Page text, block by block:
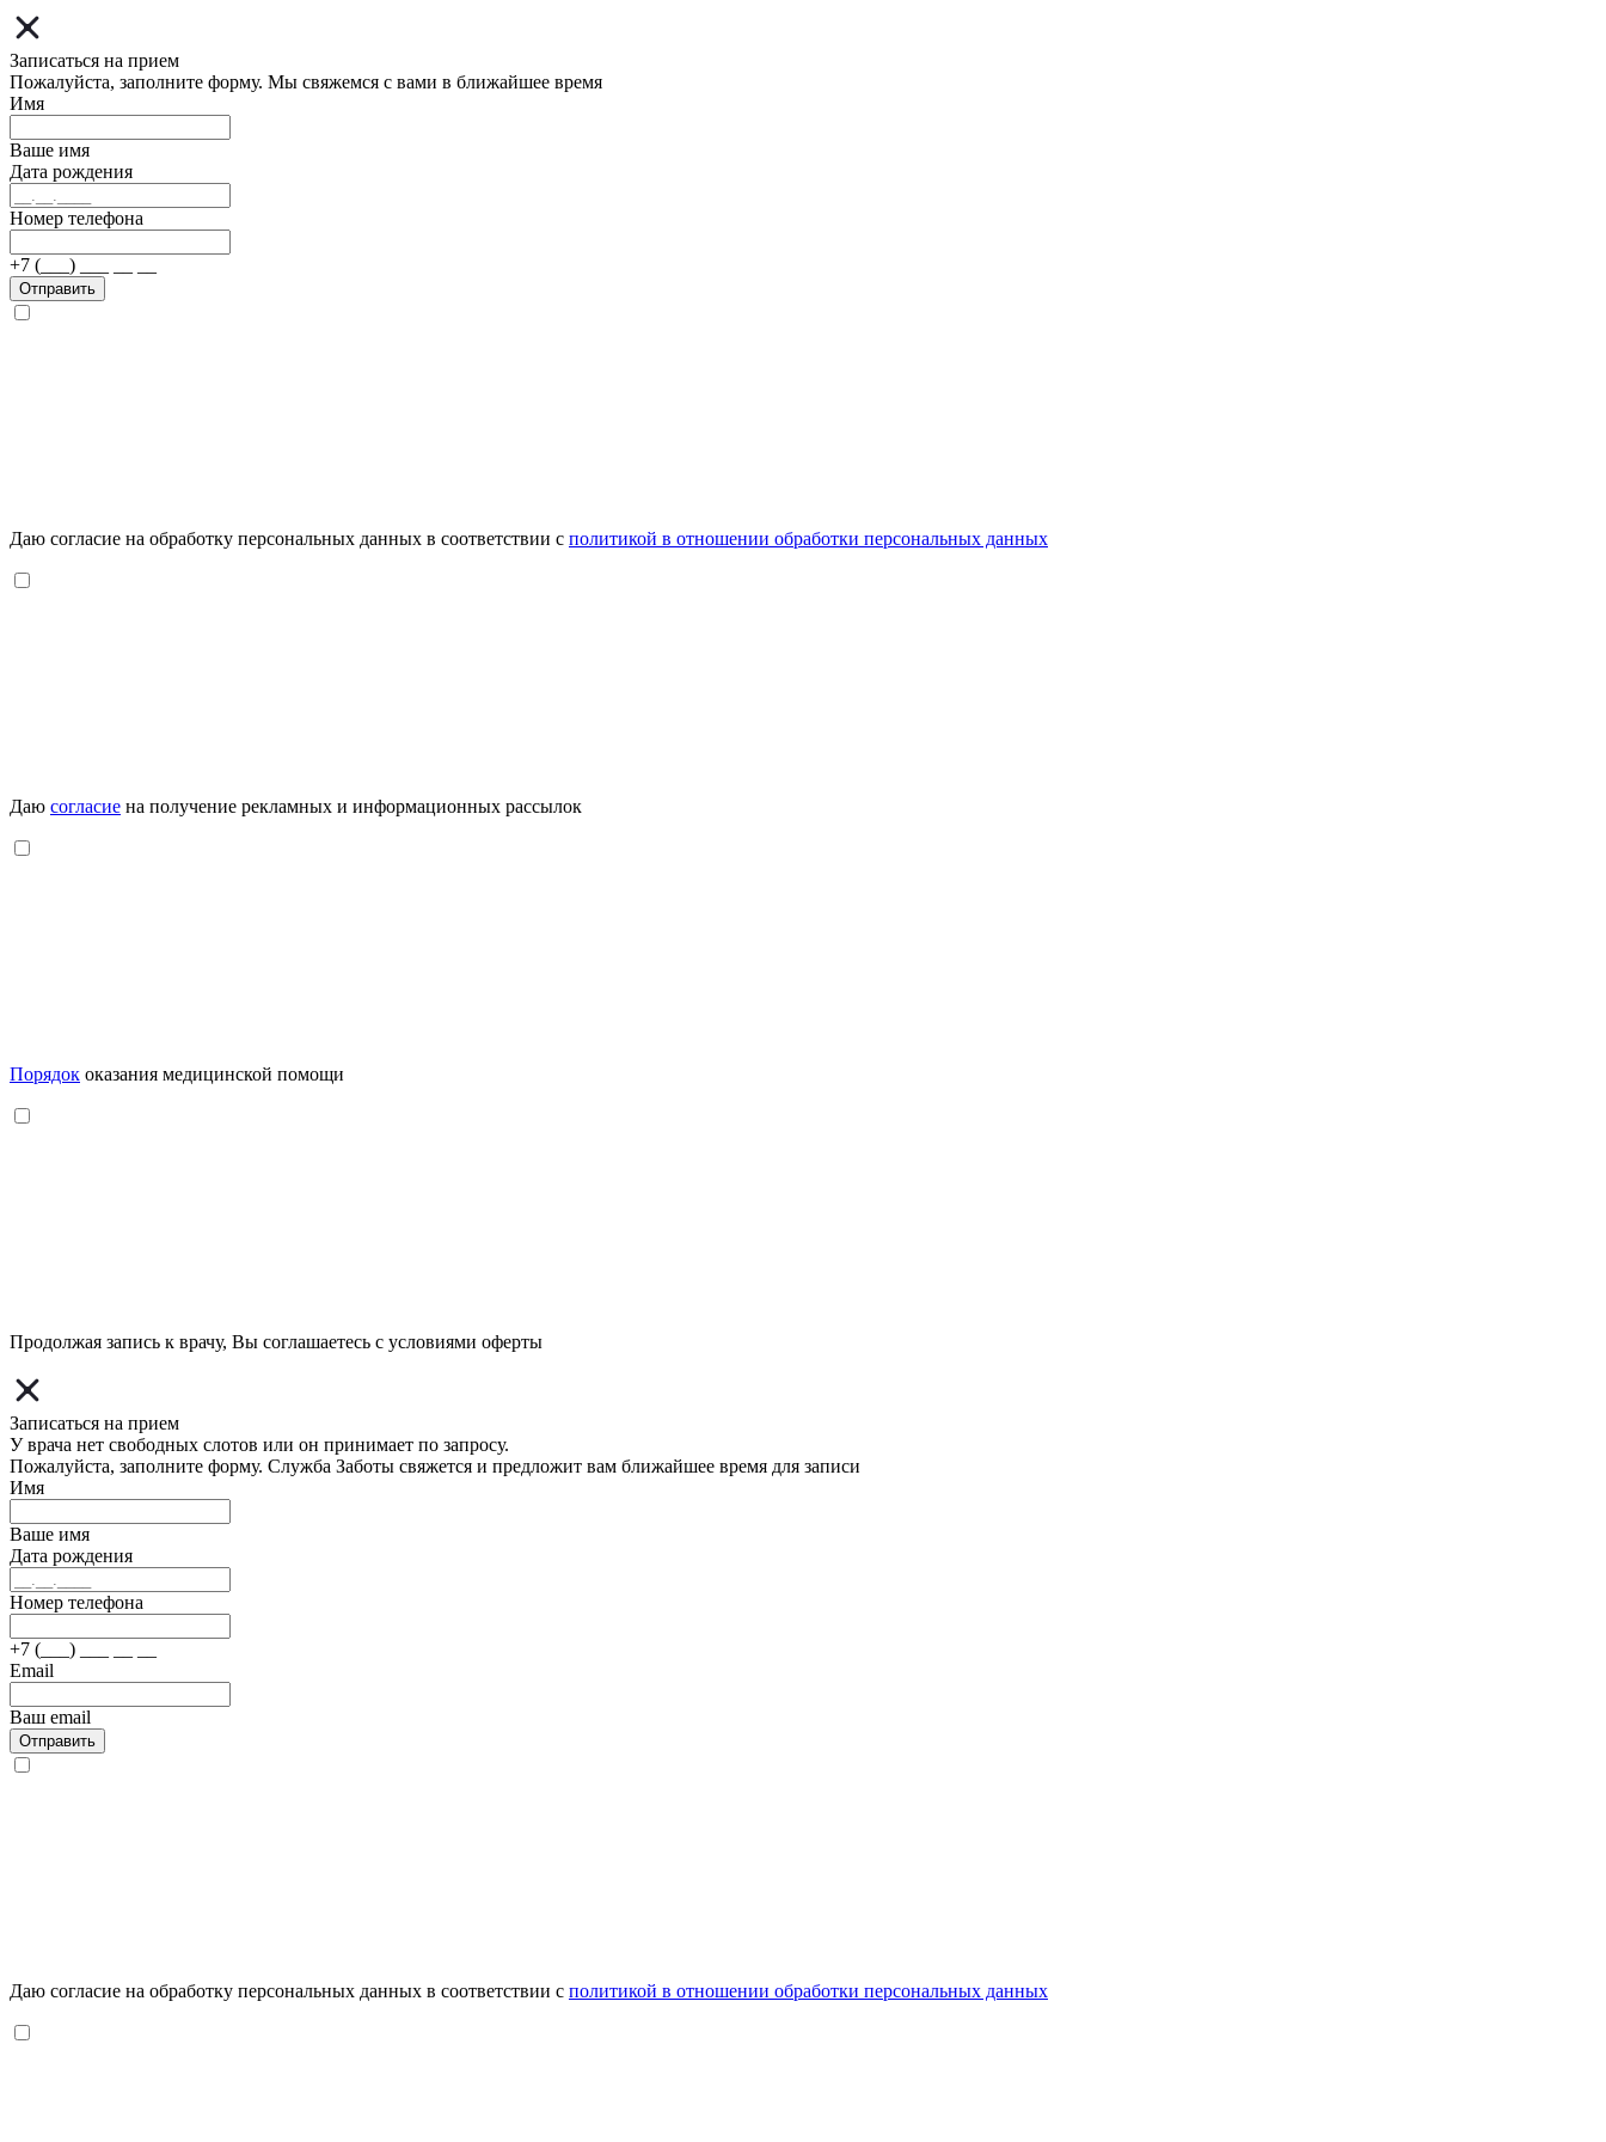
Записаться на прием
Пожалуйста, заполните форму. Мы свяжемся с вами в ближайшее время
Имя
Ваше имя
Дата рождения
Номер телефона
+7 (___) ___ __ __
Отправить
Даю согласие на обработку персональных данных в соответствии с политикой в отношении обработки персональных данных
Даю согласие на получение рекламных и информационных рассылок
Порядок оказания медицинской помощи
Продолжая запись к врачу, Вы соглашаетесь с условиями оферты
Записаться на прием
У врача нет свободных слотов или он принимает по запросу.
Пожалуйста, заполните форму. Служба Заботы свяжется и предложит вам ближайшее время для записи
Имя
Ваше имя
Дата рождения
Номер телефона
+7 (___) ___ __ __
Email
Ваш email
Отправить
Даю согласие на обработку персональных данных в соответствии с политикой в отношении обработки персональных данных